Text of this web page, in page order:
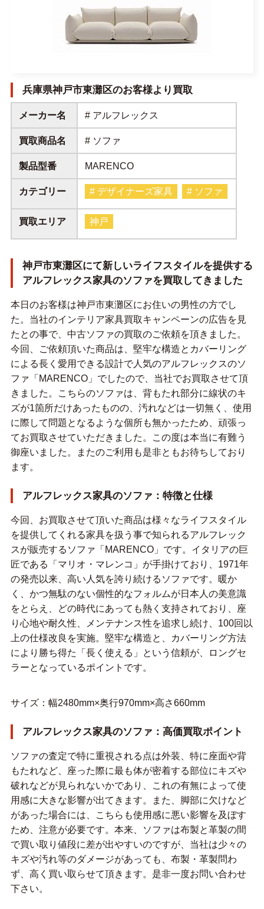
兵庫県神戸市東灘区のお客様より買取
メーカー名 # アルフレックス
買取商品名 # ソファ
製品型番 MARENCO
カテゴリー # デザイナーズ家具 # ソファ
買取エリア 神戸
神戸市東灘区にて新しいライフスタイルを提供する
アルフレックス家具のソファを買取してきました
本日のお客様は神戸市東灘区にお住いの男性の方でし
た。当社のインテリア家具買取キャンペーンの広告を見
たとの事で、中古ソファの買取のご依頼を頂きました。
今回、ご依頼頂いた商品は、堅牢な構造とカバーリング
による長く愛用できる設計で人気のアルフレックスのソ
ファ「MARENCO」でしたので、当社でお買取させて頂
きました。こちらのソファは、背もたれ部分に線状のキ
ズが1箇所だけあったものの、汚れなどは一切無く、使用
に際して問題となるような個所も無かったため、頑張っ
てお買取させていただきました。この度は本当に有難う
御座いました。またのご利用も是非ともお待ちしており
ます。
アルフレックス家具のソファ：特徴と仕様
今回、お買取させて頂いた商品は様々なライフスタイル
を提供してくれる家具を扱う事で知られるアルフレック
スが販売するソファ「MARENCO」です。イタリアの巨
匠である「マリオ・マレンコ」が手掛けており、1971年
の発売以来、高い人気を誇り続けるソファです。暖か
く、かつ無駄のない個性的なフォルムが日本人の美意識
をとらえ、どの時代にあっても熱く支持されており、座
り心地や耐久性、メンテナンス性を追求し続け、100回以
上の仕様改良を実施。堅牢な構造と、カバーリング方法
により勝ち得た「長く使える」という信頼が、ロングセ
ラーとなっているポイントです。
サイズ：幅2480mm×奥行970mm×高さ660mm
アルフレックス家具のソファ：高価買取ポイント
ソファの査定で特に重視される点は外装、特に座面や背
もたれなど、座った際に最も体が密着する部位にキズや
破れなどが見られないかであり、これの有無によって使
用感に大きな影響が出てきます。また、脚部に欠けなど
があった場合には、こちらも使用感に悪い影響を及ぼす
ため、注意が必要です。本来、ソファは布製と革製の間
で買い取り値段に差が出やすいのですが、当社は少々の
キズや汚れ等のダメージがあっても、布製・革製問わ
ず、高く買い取らせて頂きます。是非一度お問い合わせ
下さい。